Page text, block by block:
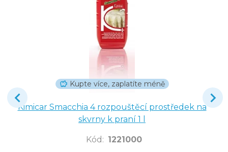
Kupte více, zaplatíte méně
Kimicar Smacchia 4 rozpouštěcí prostředek na
skvrny k praní 1 l
Kód : 1221000